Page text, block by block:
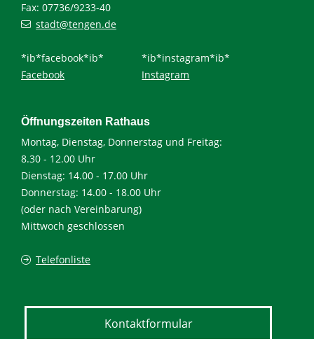
Fax: 07736/9233-40
stadt@tengen.de
*ib*facebook*ib*
Facebook
*ib*instagram*ib*
Instagram
Öffnungszeiten Rathaus
Montag, Dienstag, Donnerstag und Freitag:
8.30 - 12.00 Uhr
Dienstag: 14.00 - 17.00 Uhr
Donnerstag: 14.00 - 18.00 Uhr
(oder nach Vereinbarung)
Mittwoch geschlossen
Telefonliste
Kontaktformular